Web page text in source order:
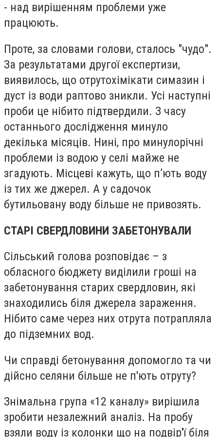
- над вирішенням проблеми уже
працюють.
Проте, за словами голови, сталось "чудо".
За результатами другої експертизи,
виявилось, що отрутохімікати симазин і
дуст із води раптово зникли. Усі наступні
проби це нібито підтвердили. З часу
останнього дослідження минуло
декілька місяців. Нині, про минулорічні
проблеми із водою у селі майже не
згадують. Місцеві кажуть, що п’ють воду
із тих же джерел. А у садочок
бутильовану воду більше не привозять.
СТАРІ СВЕРДЛОВИНИ ЗАБЕТОНУВАЛИ
Сільський голова розповідає – з
обласного бюджету виділили гроші на
забетонування старих свердловин, які
знаходились біля джерела зараження.
Нібито саме через них отрута потрапляла
до підземних вод.
Чи справді бетонування допомогло та чи
дійсно селяни більше не п'ють отруту?
Знімальна група «12 каналу» вирішила
зробити незалежний аналіз. На пробу
взяли воду із колонки що на подвір'ї біля